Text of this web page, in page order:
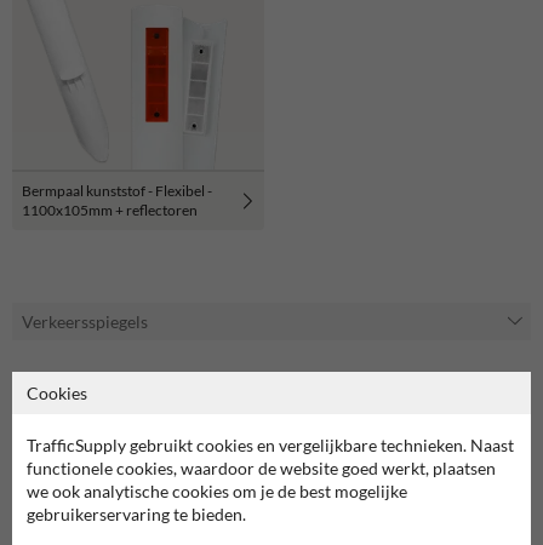
Bermpaal kunststof - Flexibel -
1100x105mm + reflectoren
Verkeersspiegels
Voor elke toepassing een geschikte verkeersspiegel
verkeerssituatie veiliger te maken. We hebben zelfs speciale
varianten zoals anti-condens spiegels, anti-vries verkeersspiegel en
onbreekbare RVS spiegels. Hieronder gaan we uitgebreider in op een
aantal specifieke toepassingen van verkeersspiegels.
Cookies
TrafficSupply gebruikt cookies en vergelijkbare technieken. Naast
functionele cookies, waardoor de website goed werkt, plaatsen
we ook analytische cookies om je de best mogelijke
gebruikerservaring te bieden.